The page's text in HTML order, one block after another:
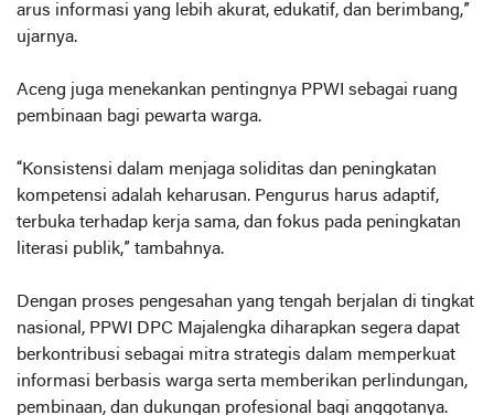
arus informasi yang lebih akurat, edukatif, dan berimbang,”
ujarnya.
Aceng juga menekankan pentingnya PPWI sebagai ruang
pembinaan bagi pewarta warga.
“Konsistensi dalam menjaga soliditas dan peningkatan
kompetensi adalah keharusan. Pengurus harus adaptif,
terbuka terhadap kerja sama, dan fokus pada peningkatan
literasi publik,” tambahnya.
Dengan proses pengesahan yang tengah berjalan di tingkat
nasional, PPWI DPC Majalengka diharapkan segera dapat
berkontribusi sebagai mitra strategis dalam memperkuat
informasi berbasis warga serta memberikan perlindungan,
pembinaan, dan dukungan profesional bagi anggotanya.